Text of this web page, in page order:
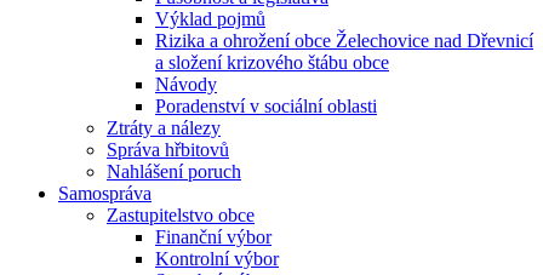
Výklad pojmů
Rizika a ohrožení obce Želechovice nad Dřevnicí
a složení krizového štábu obce
Návody
Poradenství v sociální oblasti
Ztráty a nálezy
Správa hřbitovů
Nahlášení poruch
Samospráva
Zastupitelstvo obce
Finanční výbor
Kontrolní výbor